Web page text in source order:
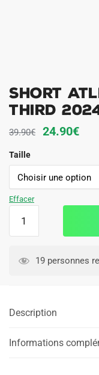
Short
Third
39.90€
Le
initial
était :
24.90€Le
est :
Taille
Effacer
Atletico
2025
19 personnes
Description
Informations